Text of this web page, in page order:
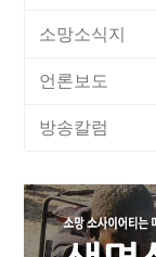
소망소식지
언론보도
방송칼럼